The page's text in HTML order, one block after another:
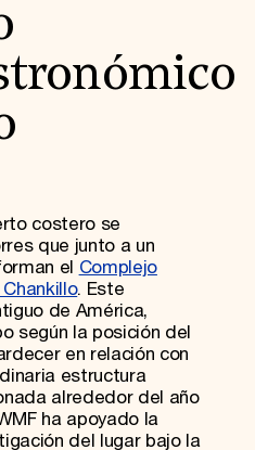
costero se
que junto a un
el Complejo
. Este
de América,
según la posición del
en relación con
estructura
alrededor del año
ha apoyado la
del lugar bajo la